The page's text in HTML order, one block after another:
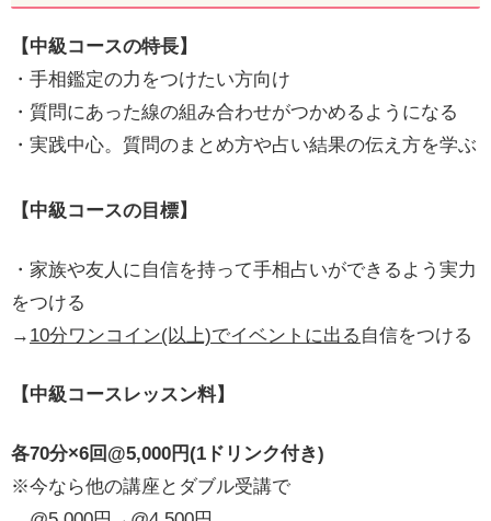
【中級コースの特長】
・手相鑑定の力をつけたい方向け
・質問にあった線の組み合わせがつかめるようになる
・実践中心。質問のまとめ方や占い結果の伝え方を学ぶ
【中級コースの目標】
・家族や友人に自信を持って手相占いができるよう実力
をつける
→ 10分ワンコイン(以上)でイベントに出る 自信をつける
【中級コースレッスン料】
各70分×6回@5,000円(1ドリンク付き)
※今なら他の講座とダブル受講で